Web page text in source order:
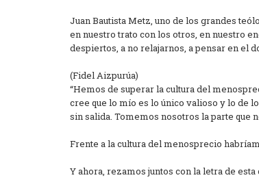
Juan Bautista Metz, uno de los grandes
en nuestro trato con los otros, en nuestro
despiertos, a no relajarnos, a pensar en el
(Fidel Aizpurúa)
“Hemos de superar la cultura del
cree que lo mío es lo único valioso y lo de
sin salida. Tomemos nosotros la parte que
Frente a la cultura del menosprecio
Y ahora, rezamos juntos con la letra de esta